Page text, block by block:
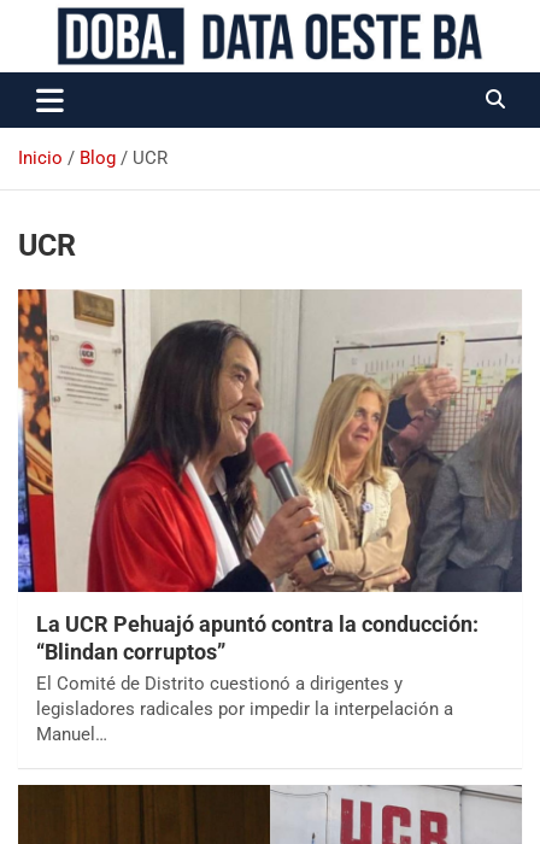
Data Oeste BA
Inicio Blog UCR
UCR
La UCR Pehuajó apuntó contra la conducción:
“Blindan corruptos”
El Comité de Distrito cuestionó a dirigentes y
legisladores radicales por impedir la interpelación a
Manuel…